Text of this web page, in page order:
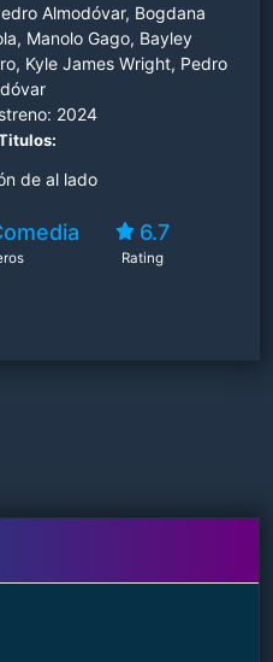
Almodóvar, Bogdana
Manolo Gago, Bayley
Kyle James Wright, Pedro
2024
de al lado
6.7
Rating